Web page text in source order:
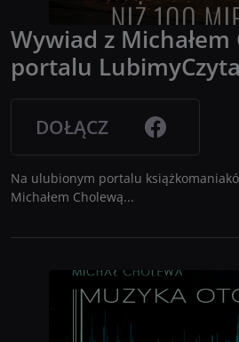
Wywiad z
portalu
DOŁĄCZ
Na ulubionym portalu
Michałem Cholewą...